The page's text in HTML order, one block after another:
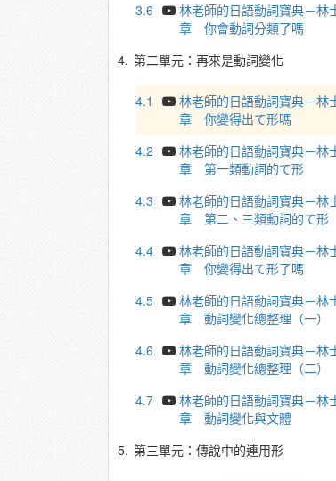
3.6
林老師的日語動詞寶典－
章 你會動詞分類了嗎
4. 第二單元：再來是動詞變化
4.1
林老師的日語動詞寶典－
章 你變得出て形嗎
4.2
林老師的日語動詞寶典－
章 第一類動詞的て形
4.3
林老師的日語動詞寶典－
章 第二、三類動詞的て形
4.4
林老師的日語動詞寶典－
章 你變得出て形了嗎
4.5
林老師的日語動詞寶典－
章 動詞變化總整理（一）
4.6
林老師的日語動詞寶典－
章 動詞變化總整理（二）
4.7
林老師的日語動詞寶典－
章 動詞變化與文體
5. 第三單元：傳說中的連用形